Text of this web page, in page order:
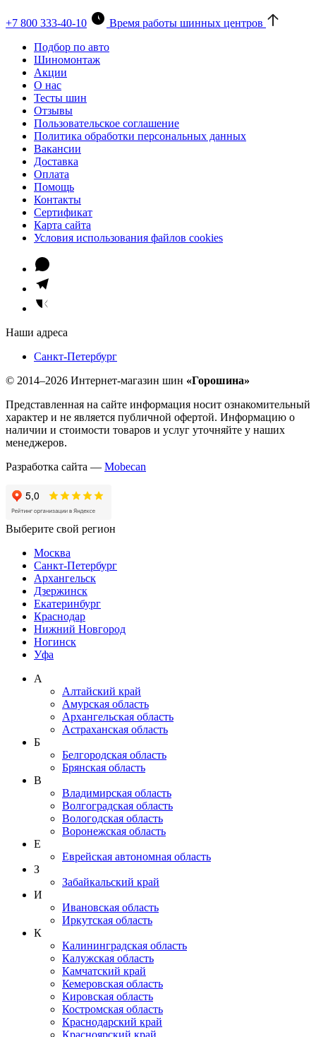
+7 800 333-40-10
Время работы шинных центров
Подбор по авто
Шиномонтаж
Акции
О нас
Тесты шин
Отзывы
Пользовательское соглашение
Политика обработки персональных данных
Вакансии
Доставка
Оплата
Помощь
Контакты
Сертификат
Карта сайта
Условия использования файлов cookies
Наши адреса
Санкт-Петербург
© 2014–2026 Интернет-магазин шин «Горошина»
Представленная на сайте информация носит ознакомительный
характер и не является публичной офертой. Информацию о
наличии и стоимости товаров и услуг уточняйте у наших
менеджеров.
Разработка сайта — Mobecan
Выберите свой регион
Москва
Санкт-Петербург
Архангельск
Дзержинск
Екатеринбург
Краснодар
Нижний Новгород
Ногинск
Уфа
А
Алтайский край
Амурская область
Архангельская область
Астраханская область
Б
Белгородская область
Брянская область
В
Владимирская область
Волгоградская область
Вологодская область
Воронежская область
Е
Еврейская автономная область
З
Забайкальский край
И
Ивановская область
Иркутская область
К
Калининградская область
Калужская область
Камчатский край
Кемеровская область
Кировская область
Костромская область
Краснодарский край
Красноярский край